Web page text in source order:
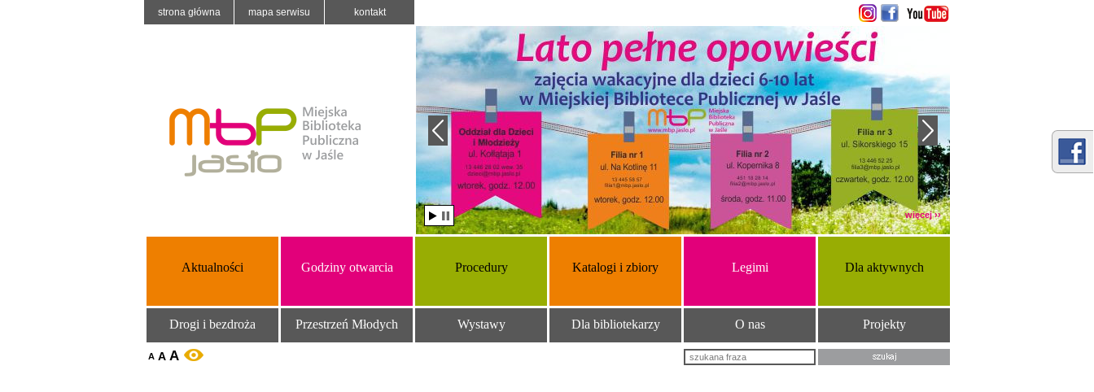
strona główna mapa serwisu kontakt
więcej ››
Aktualności Godziny otwarcia Procedury Katalogi i zbiory Legimi Dla aktywnych
Drogi i bezdroża Przestrzeń Młodych Wystawy Dla bibliotekarzy O nas Projekty
A A A WERSJA KONTRASTOWA